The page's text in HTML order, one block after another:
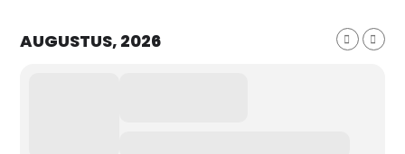
AUGUSTUS, 2026